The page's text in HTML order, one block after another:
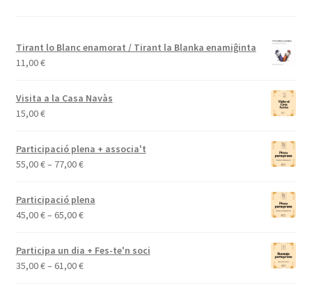
Tirant lo Blanc enamorat / Tirant la Blanka enamiĝinta
11,00€
Visita a la Casa Navàs
15,00€
Participació plena + associa't
55,00€– 77,00€Interval
55,00 €
Participació plena
45,00€– 65,00€Interval
preus:
45,00 €
Participa un dia + Fes-te'n soci
35,00€– 61,00€Interval